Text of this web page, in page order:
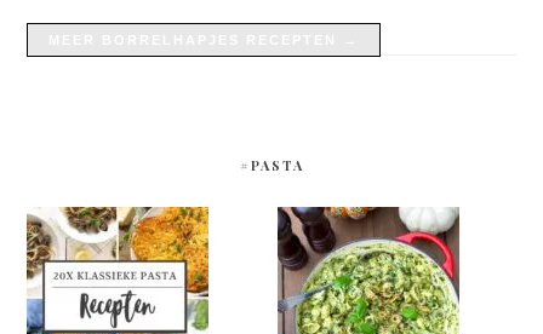
#PASTA